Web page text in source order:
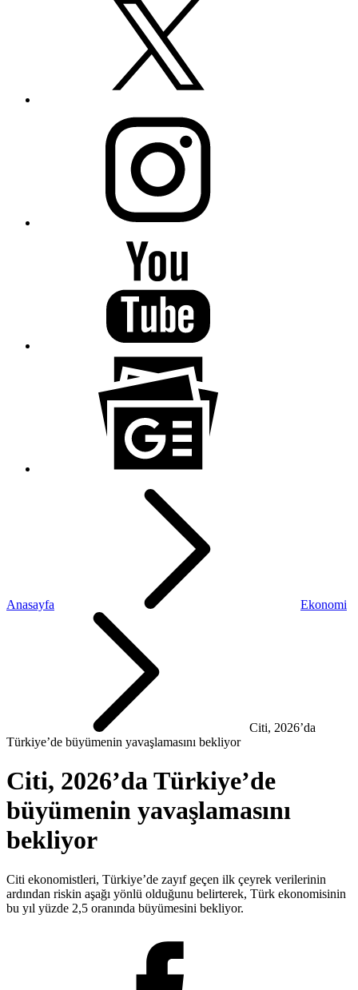
Anasayfa Ekonomi
Citi, 2026’da
Türkiye’de büyümenin yavaşlamasını bekliyor
Citi, 2026’da Türkiye’de
büyümenin yavaşlamasını
bekliyor
Citi ekonomistleri, Türkiye’de zayıf geçen ilk çeyrek verilerinin
ardından riskin aşağı yönlü olduğunu belirterek, Türk ekonomisinin
bu yıl yüzde 2,5 oranında büyümesini bekliyor.